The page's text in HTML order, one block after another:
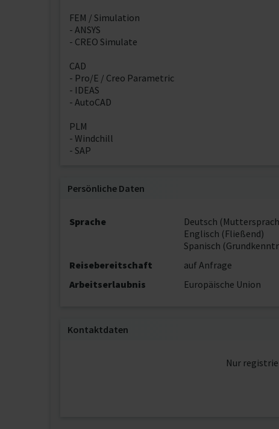
FEM / Simulation
- ANSYS
- CREO Simulate
CAD
- Pro/E / Creo Parametric
- IDEAS
- AutoCAD
PLM
- Windchill
- SAP
Persönliche Daten
Sprache
Deutsch
Englisch (Fließend)
Spanisch
Reisebereitschaft
auf Anfrage
Arbeitserlaubnis
Europäische Union
Kontaktdaten
Nur